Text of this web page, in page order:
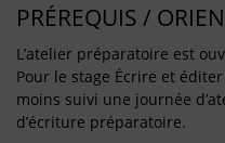
PRÉREQUIS /
L’atelier préparatoire est
Pour le stage Écrire et
moins suivi une journée
d’écriture préparatoire.